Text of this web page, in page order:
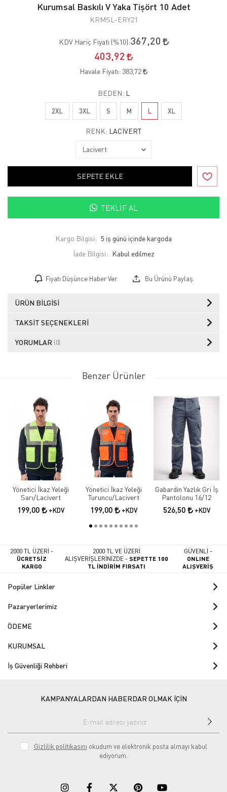
Kurumsal Baskılı V Yaka Tişört 10 Adet
KRMSL-ERY21
KDV Hariç Fiyatı (%10):367,20
403,92
Havale Fiyatı: 383,72
BEDEN: L
2XL 3XL S M L XL
RENK: LACIVERT
SEPETE EKLE
TEKLIF AL
Kargo Bilgisi: 5 iş günü içinde kargoda
İade Bilgisi:
Fiyatı Düşünce Haber Ver Bu Ürünü Paylaş
ÜRÜN BILGISI
TAKSIT SEÇENEKLERI
YORUMLAR (0)
Benzer Ürünler
Yönetici İkaz Yeleği
Sarı/Lacivert
199,00 +KDV
Yönetici İkaz Yeleği
Turuncu/Lacivert
199,00 +KDV
Gabardin Yazlık Gri İş
Pantolonu 16/12
526,50 +KDV
2000 TL ÜZERİ -
ÜCRETSİZ
KARGO
2000 TL VE ÜZERİ
ALIŞVERİŞLERİNİZDE -SEPETTE 100
TL İNDİRİM FIRSATI
GÜVENLİ -
ONLINE
ALIŞVERİŞ
Popüler Linkler
Pazaryerlerimiz
ÖDEME
KURUMSAL
İş Güvenliği Rehberi
KAMPANYALARDAN HABERDAR OLMAK İÇİN
Gizlilik politikasını okudum ve elektronik posta almayı kabul
ediyorum.